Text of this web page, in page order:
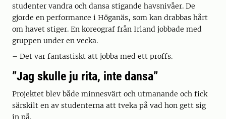
studenter vandra och dansa stigande havsnivåer. De
gjorde en performance i Höganäs, som kan drabbas hårt
om havet stiger. En koreograf från Irland jobbade med
gruppen under en vecka.
– Det var fantastiskt att jobba med ett proffs.
”Jag skulle ju rita, inte dansa”
Projektet blev både minnesvärt och utmanande och fick
särskilt en av studenterna att tveka på vad hon gett sig
in på.